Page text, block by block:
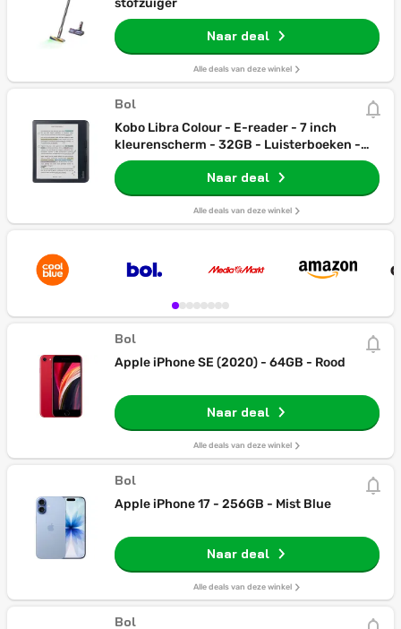
stofzuiger
Naar deal
Alle deals van deze winkel
Bol
Kobo Libra Colour - E-reader - 7 inch
kleurenscherm - 32GB - Luisterboeken -
Zwart
Naar deal
Alle deals van deze winkel
Bol
Apple iPhone SE (2020) - 64GB - Rood
Naar deal
Alle deals van deze winkel
Bol
Apple iPhone 17 - 256GB - Mist Blue
Naar deal
Alle deals van deze winkel
Bol